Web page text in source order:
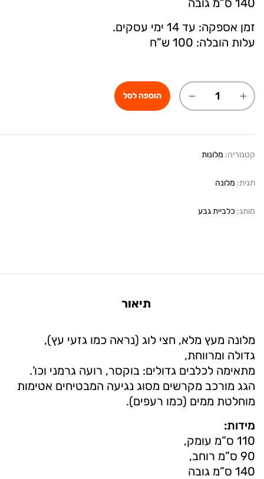
140 ס”מ גובה
זמן אספקה: עד 14 ימי עסקים.
עלות הובלה: 100 ש”ח
הוספה לסל
קטגוריה: מלונות
תגית: מלונה
מותג: כלביית גבע
תיאור
מלונה מעץ מלא, חצי לוג (נראה כמו גזעי עץ),
גדולה ומרווחת,
מתאימה לכלבים גדולים: בוקסר, רועה גרמני וכו’.
הגג מורכב מקרשים מסוג נגיעה המבטיחים אטימות
מוחלטת ממים (כמו רעפים).
מידות:
110 ס”מ עומק,
90 ס”מ רוחב,
140 ס”מ גובה